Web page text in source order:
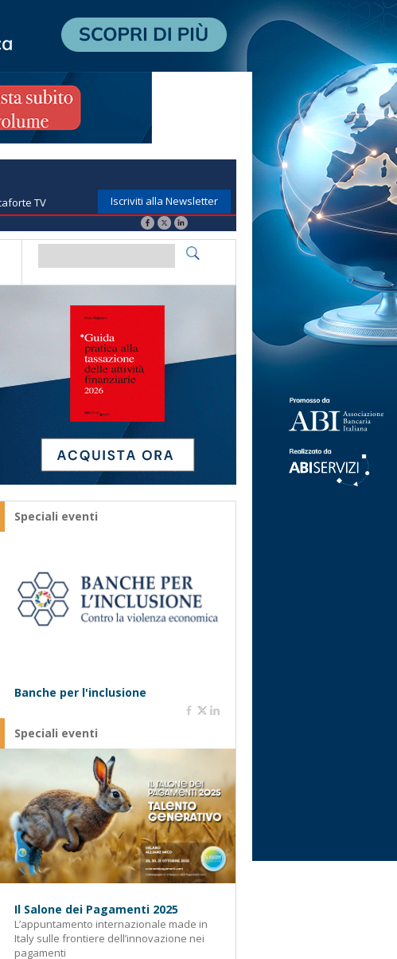
TV Iscriviti alla Newsletter
Speciali eventi
Banche per l'inclusione
Speciali eventi
Il Salone dei Pagamenti 2025
L’appuntamento internazionale made in
Italy sulle frontiere dell’innovazione nei
pagamenti